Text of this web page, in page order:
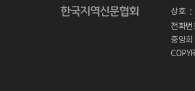
상호
전화
중앙